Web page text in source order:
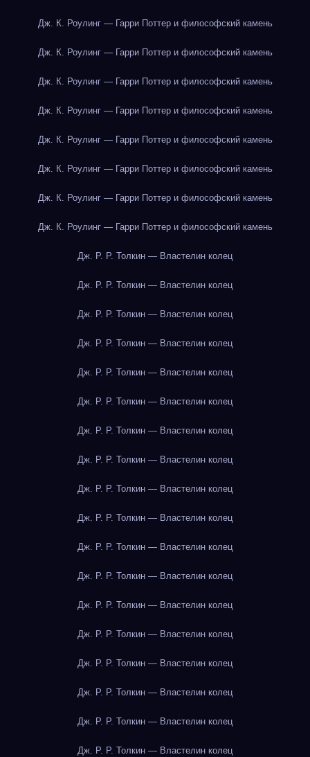
Дж. К. Роулинг — Гарри Поттер и философский камень
Дж. К. Роулинг — Гарри Поттер и философский камень
Дж. К. Роулинг — Гарри Поттер и философский камень
Дж. К. Роулинг — Гарри Поттер и философский камень
Дж. К. Роулинг — Гарри Поттер и философский камень
Дж. К. Роулинг — Гарри Поттер и философский камень
Дж. К. Роулинг — Гарри Поттер и философский камень
Дж. К. Роулинг — Гарри Поттер и философский камень
Дж. Р. Р. Толкин — Властелин колец
Дж. Р. Р. Толкин — Властелин колец
Дж. Р. Р. Толкин — Властелин колец
Дж. Р. Р. Толкин — Властелин колец
Дж. Р. Р. Толкин — Властелин колец
Дж. Р. Р. Толкин — Властелин колец
Дж. Р. Р. Толкин — Властелин колец
Дж. Р. Р. Толкин — Властелин колец
Дж. Р. Р. Толкин — Властелин колец
Дж. Р. Р. Толкин — Властелин колец
Дж. Р. Р. Толкин — Властелин колец
Дж. Р. Р. Толкин — Властелин колец
Дж. Р. Р. Толкин — Властелин колец
Дж. Р. Р. Толкин — Властелин колец
Дж. Р. Р. Толкин — Властелин колец
Дж. Р. Р. Толкин — Властелин колец
Дж. Р. Р. Толкин — Властелин колец
Дж. Р. Р. Толкин — Властелин колец